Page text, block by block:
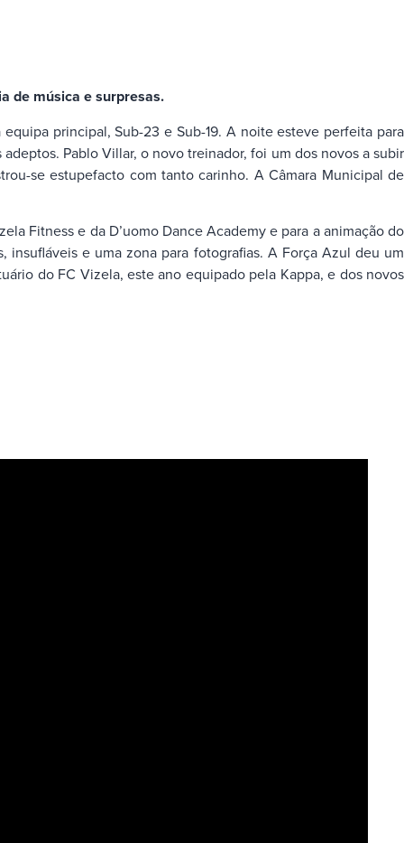
de música e surpresas.
principal, Sub-23 e Sub-19. A noite esteve perfeita para
Pablo Villar, o novo treinador, foi um dos novos a subir
se estupefacto com tanto carinho. A Câmara Municipal de
Fitness e da D’uomo Dance Academy e para a animação do
e uma zona para fotografias. A Força Azul deu um
do FC Vizela, este ano equipado pela Kappa, e dos novos